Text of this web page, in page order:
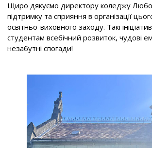
Щиро дякуємо директору коледжу
підтримку та сприяння в організації
освітньо-виховного заходу. Такі
студентам всебічний розвиток, чудові
незабутні спогади!